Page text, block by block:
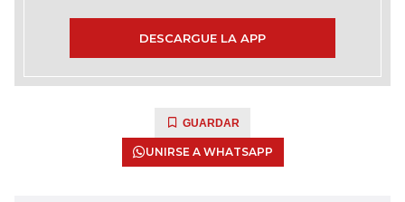
DESCARGUE LA APP
GUARDAR
UNIRSE A WHATSAPP